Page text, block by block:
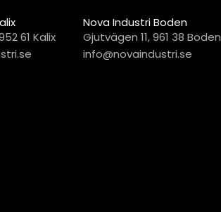
61 Kalix
Nova Industri Boden
Gjutvägen 11, 961 38 Boden
info@novaindustri.se